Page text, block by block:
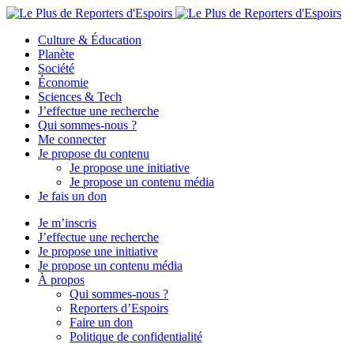
Culture & Éducation
Planète
Société
Économie
Sciences & Tech
J’effectue une recherche
Qui sommes-nous ?
Me connecter
Je propose du contenu
Je propose une initiative
Je propose un contenu média
Je fais un don
Je m’inscris
J’effectue une recherche
Je propose une initiative
Je propose un contenu média
À propos
Qui sommes-nous ?
Reporters d’Espoirs
Faire un don
Politique de confidentialité